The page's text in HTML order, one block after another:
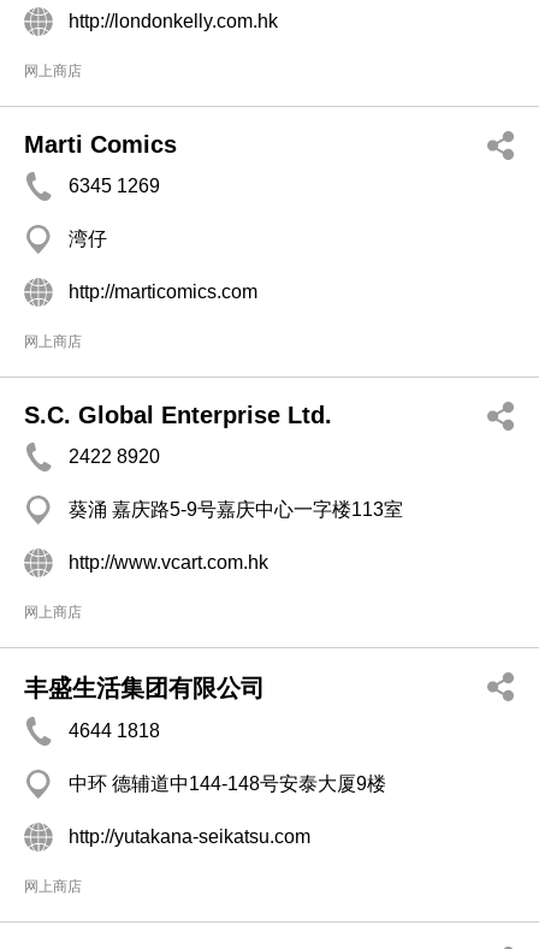
http://londonkelly.com.hk
网上商店
Marti Comics
6345 1269
湾仔
http://marticomics.com
网上商店
S.C. Global Enterprise Ltd.
2422 8920
葵涌 嘉庆路5-9号嘉庆中心一字楼113室
http://www.vcart.com.hk
网上商店
丰盛生活集团有限公司
4644 1818
中环 德辅道中144-148号安泰大厦9楼
http://yutakana-seikatsu.com
网上商店